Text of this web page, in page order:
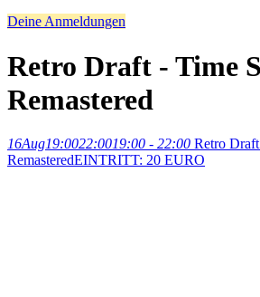
Deine Anmeldungen
Retro Draft - Time
Remastered
16Aug19:0022:0019:00 - 22:00 Retro
RemasteredEINTRITT: 20 EURO